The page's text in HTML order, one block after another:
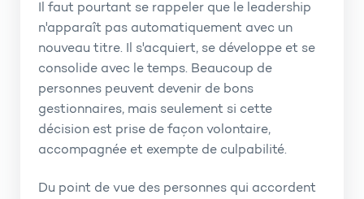
Il faut pourtant se rappeler que le leadership
n'apparaît pas automatiquement avec un
nouveau titre. Il s'acquiert, se développe et se
consolide avec le temps. Beaucoup de
personnes peuvent devenir de bons
gestionnaires, mais seulement si cette
décision est prise de façon volontaire,
accompagnée et exempte de culpabilité.
Du point de vue des personnes qui accordent